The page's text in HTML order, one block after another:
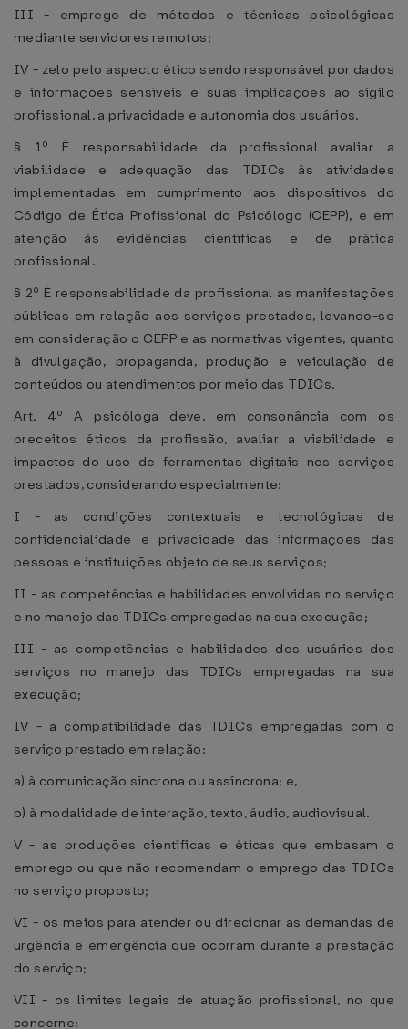
III - emprego de métodos e técnicas psicológicas
mediante servidores remotos;
IV - zelo pelo aspecto ético sendo responsável por dados
e informações sensíveis e suas implicações ao sigilo
profissional, a privacidade e autonomia dos usuários.
§ 1º É responsabilidade da profissional avaliar a
viabilidade e adequação das TDICs às atividades
implementadas em cumprimento aos dispositivos do
Código de Ética Profissional do Psicólogo (CEPP), e em
atenção às evidências científicas e de prática
profissional.
§ 2º É responsabilidade da profissional as manifestações
públicas em relação aos serviços prestados, levando-se
em consideração o CEPP e as normativas vigentes, quanto
à divulgação, propaganda, produção e veiculação de
conteúdos ou atendimentos por meio das TDICs.
Art. 4º A psicóloga deve, em consonância com os
preceitos éticos da profissão, avaliar a viabilidade e
impactos do uso de ferramentas digitais nos serviços
prestados, considerando especialmente:
I - as condições contextuais e tecnológicas de
confidencialidade e privacidade das informações das
pessoas e instituições objeto de seus serviços;
II - as competências e habilidades envolvidas no serviço
e no manejo das TDICs empregadas na sua execução;
III - as competências e habilidades dos usuários dos
serviços no manejo das TDICs empregadas na sua
execução;
IV - a compatibilidade das TDICs empregadas com o
serviço prestado em relação:
a) à comunicação síncrona ou assíncrona; e,
b) à modalidade de interação, texto, áudio, audiovisual.
V - as produções científicas e éticas que embasam o
emprego ou que não recomendam o emprego das TDICs
no serviço proposto;
VI - os meios para atender ou direcionar as demandas de
urgência e emergência que ocorram durante a prestação
do serviço;
VII - os limites legais de atuação profissional, no que
concerne: